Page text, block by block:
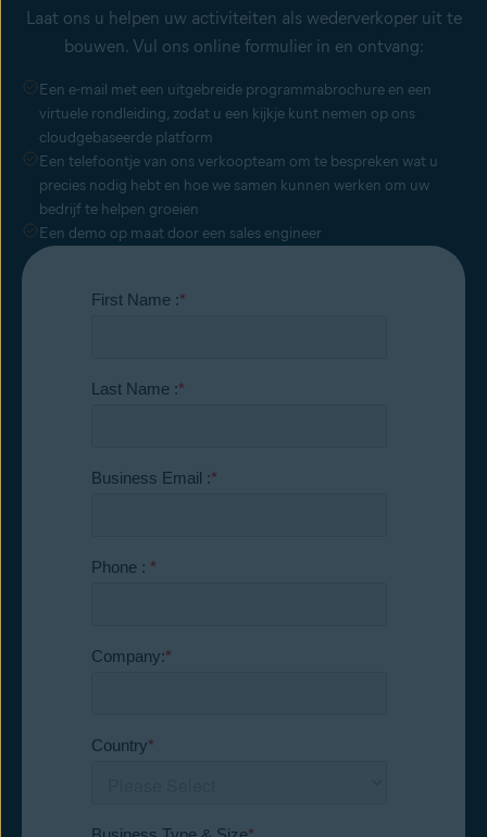
Laat ons u helpen uw activiteiten als wederverkoper uit te
bouwen. Vul ons online formulier in en ontvang:
Een e-mail met een uitgebreide programmabrochure en een
virtuele rondleiding, zodat u een kijkje kunt nemen op ons
cloudgebaseerde platform
Een telefoontje van ons verkoopteam om te bespreken wat u
precies nodig hebt en hoe we samen kunnen werken om uw
bedrijf te helpen groeien
Een demo op maat door een sales engineer